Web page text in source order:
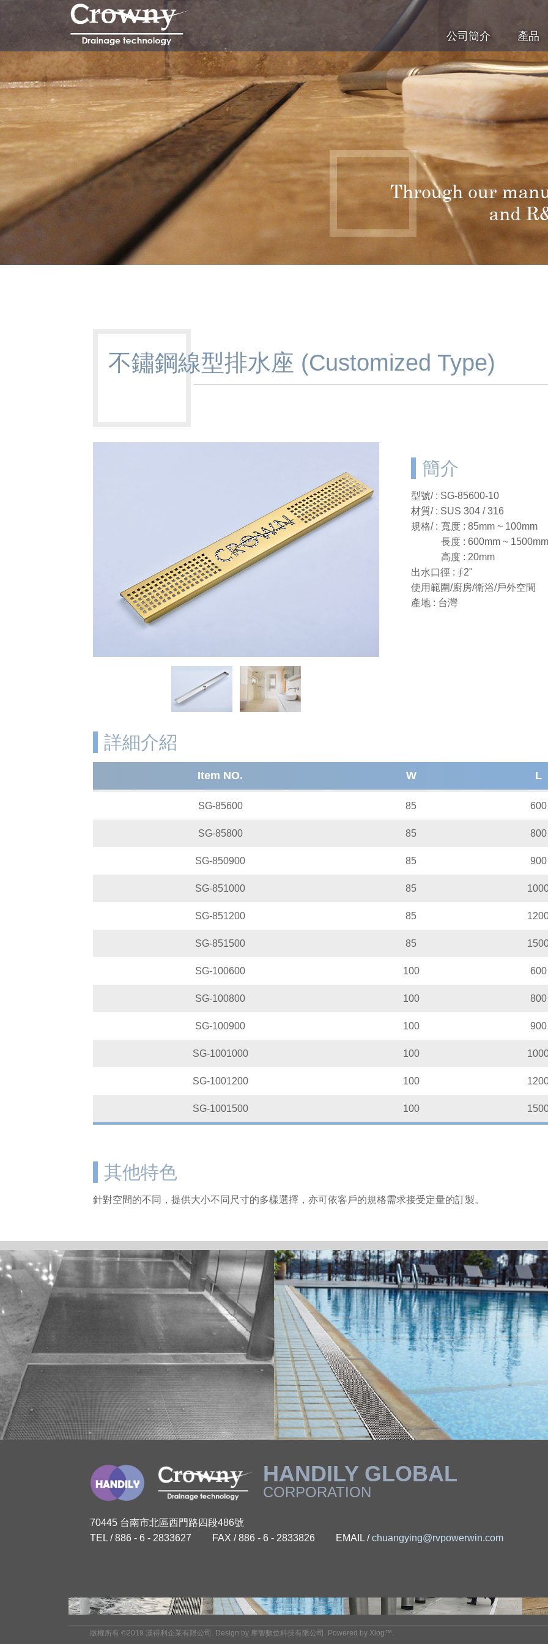
公司簡介 產品
不鏽鋼線型排水座 (Customized Type)
簡介
型號/ : SG-85600-10
材質/ : SUS 304 / 316
規格/ : 寬度 : 85mm ~ 100mm
長度 : 600mm ~ 1500mm
高度 : 20mm
出水口徑 : ∮2"
使用範圍/廚房/衛浴/戶外空間
產地 : 台灣
詳細介紹
Item NO. W L
SG-85600 85 600
SG-85800 85 800
SG-850900 85 900
SG-851000 85
SG-851200 85
SG-851500 85
SG-100600 100 600
SG-100800 100 800
SG-100900 100 900
SG-1001000 100
SG-1001200 100
SG-1001500 100
其他特色
針對空間的不同，提供大小不同尺寸的多樣選擇，亦可依客戶的規格需求接受定量的訂製。
HANDILY GLOBAL
CORPORATION
70445 台南市北區西門路四段486號
TEL / 886 - 6 - 2833627
FAX / 886 - 6 - 2833826 EMAIL /chuangying@rvpowerwin.com
版權所有 ©2019 漢得利企業有限公司 . Design by 摩智數位科技有限公司. Powered by Xlog™.